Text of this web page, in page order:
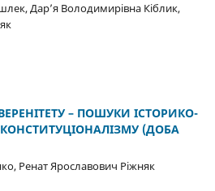
Дар’я Володимирівна Кіблик,
– ПОШУКИ ІСТОРИКО-
(ДОБА
Ренат Ярославович Ріжняк